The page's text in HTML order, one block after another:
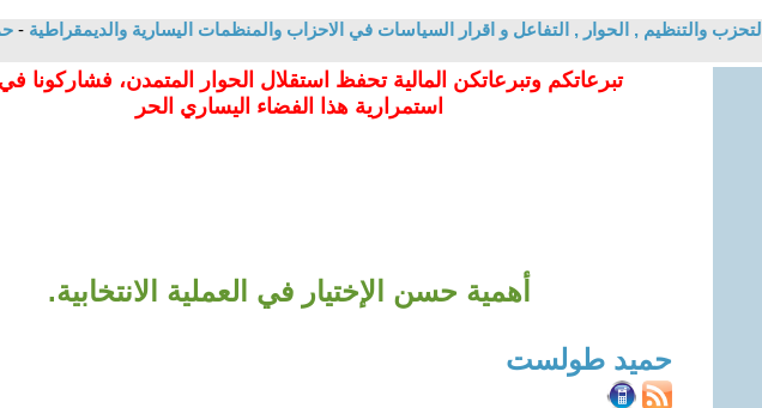
التحزب والتنظيم , الحوار , التفاعل و اقرار السياسات في الاحزاب والمنظمات اليسارية والديمقراطية -
تبرعاتكم وتبرعاتكن المالية تحفظ استقلال الحوار المتمدن، فشاركونا
استمرارية هذا الفضاء اليساري الحر
أهمية حسن الإختيار في العملية الانتخابية.
حميد طولست